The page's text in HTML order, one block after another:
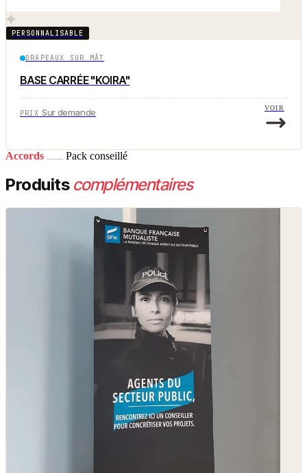
PERSONNALISABLE
DRAPEAUX SUR MÂT
BASE CARRÉE "KOIRA"
PRIX Sur demande VOIR
Accords Pack conseillé
Produits complémentaires